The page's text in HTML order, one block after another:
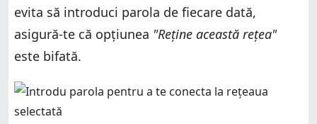
evita să introduci parola de fiecare dată,
asigură-te că opțiunea "Reține această rețea"
este bifată.